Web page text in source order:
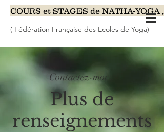
( Fédération Française des Ecoles de Yoga)
COURS et STAGES de NATHA-
Contactez-moi...
Plus de
renseignements